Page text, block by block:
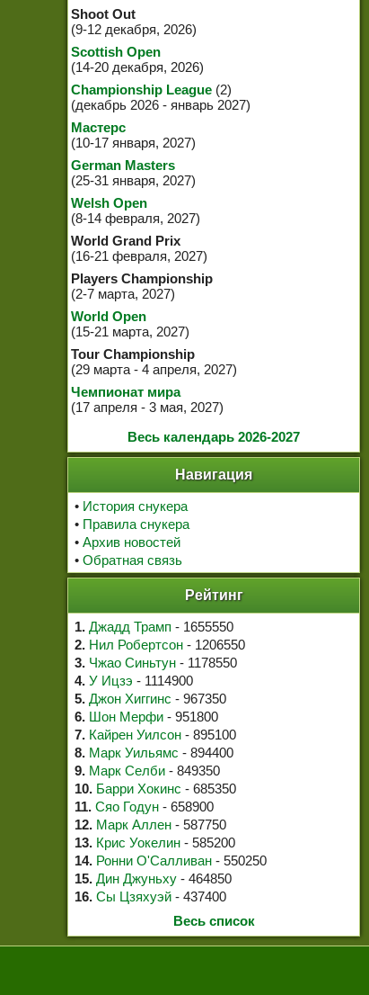
Shoot Out
(9-12 декабря, 2026)
Scottish Open
(14-20 декабря, 2026)
Championship League (2)
(декабрь 2026 - январь 2027)
Мастерс
(10-17 января, 2027)
German Masters
(25-31 января, 2027)
Welsh Open
(8-14 февраля, 2027)
World Grand Prix
(16-21 февраля, 2027)
Players Championship
(2-7 марта, 2027)
World Open
(15-21 марта, 2027)
Tour Championship
(29 марта - 4 апреля, 2027)
Чемпионат мира
(17 апреля - 3 мая, 2027)
Весь календарь 2026-2027
Навигация
• История снукера
• Правила снукера
• Архив новостей
• Обратная связь
Рейтинг
1. Джадд Трамп - 1655550
2. Нил Робертсон - 1206550
3. Чжао Синьтун - 1178550
4. У Ицзэ - 1114900
5. Джон Хиггинс - 967350
6. Шон Мерфи - 951800
7. Кайрен Уилсон - 895100
8. Марк Уильямс - 894400
9. Марк Селби - 849350
10. Барри Хокинс - 685350
11. Сяо Годун - 658900
12. Марк Аллен - 587750
13. Крис Уокелин - 585200
14. Ронни О'Салливан - 550250
15. Дин Джуньху - 464850
16. Сы Цзяхуэй - 437400
Весь список